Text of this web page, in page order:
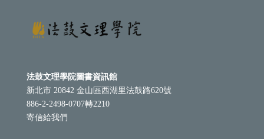
法鼓文理學院圖書資訊館
新北市 20842 金山區西湖里法鼓路620號
886-2-2498-0707轉2210
寄信給我們